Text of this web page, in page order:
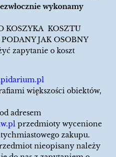
wykonamy
KOSZYKA KOSZTU
JAK OSOBNY
zapytanie o koszt
większości obiektów,
adresem
przedmioty wycenione
zakupu.
nieopisany należy